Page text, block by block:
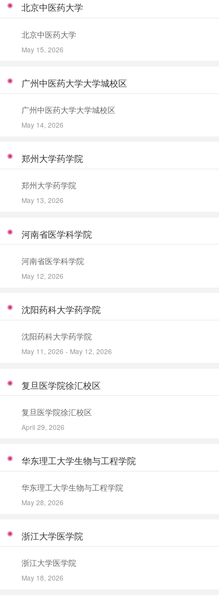
北京中医药大学
北京中医药大学
May 15, 2026
广州中医药大学大学城校区
广州中医药大学大学城校区
May 14, 2026
郑州大学药学院
郑州大学药学院
May 13, 2026
河南省医学科学院
河南省医学科学院
May 12, 2026
沈阳药科大学药学院
沈阳药科大学药学院
May 11, 2026 - May 12, 2026
复旦医学院徐汇校区
复旦医学院徐汇校区
April 29, 2026
华东理工大学生物与工程学院
华东理工大学生物与工程学院
May 28, 2026
浙江大学医学院
浙江大学医学院
May 18, 2026